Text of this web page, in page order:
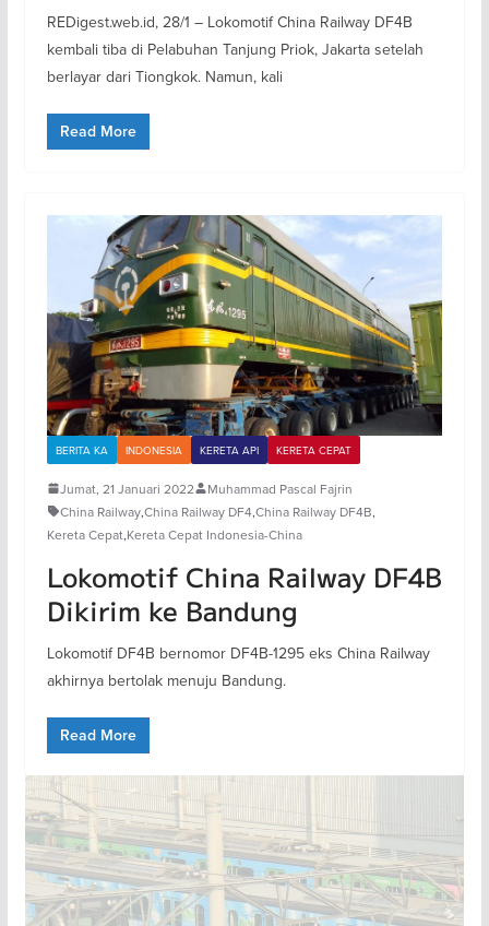
REDigest.web.id, 28/1 – Lokomotif China Railway DF4B
kembali tiba di Pelabuhan Tanjung Priok, Jakarta setelah
berlayar dari Tiongkok. Namun, kali
Read More
BERITA KA INDONESIA KERETA API KERETA CEPAT
Jumat, 21 Januari 2022
Muhammad Pascal Fajrin
China Railway,China Railway DF4,China Railway DF4B,
Kereta Cepat,Kereta Cepat Indonesia-China
Lokomotif China Railway DF4B
Dikirim ke Bandung
Lokomotif DF4B bernomor DF4B-1295 eks China Railway
akhirnya bertolak menuju Bandung.
Read More